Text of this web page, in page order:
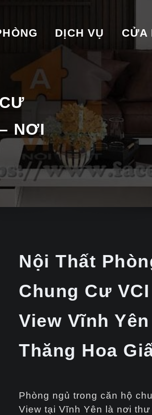
DỊCH VỤ CỬA
NƠI
Nội Thất
Chung Cư
View Vĩnh
Thăng Hoa
Phòng ngủ trong căn hộ
View tại Vĩnh Yên là nơi